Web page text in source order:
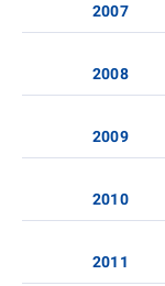
2007
2008
2009
2010
2011